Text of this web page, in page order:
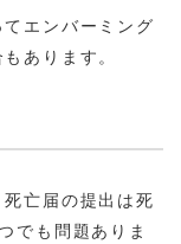
エンバーミング
あります。
亡届の提出は死
でも問題ありま